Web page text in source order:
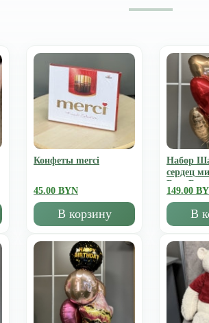
Конфеты merci
45.00 BYN
В корзину
Набор
сердец
Всех
149.00
В